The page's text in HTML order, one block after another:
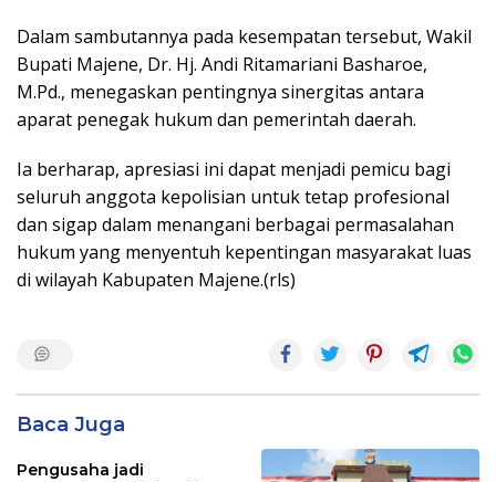
Dalam sambutannya pada kesempatan tersebut, Wakil
Bupati Majene, Dr. Hj. Andi Ritamariani Basharoe,
M.Pd., menegaskan pentingnya sinergitas antara
aparat penegak hukum dan pemerintah daerah.
Ia berharap, apresiasi ini dapat menjadi pemicu bagi
seluruh anggota kepolisian untuk tetap profesional
dan sigap dalam menangani berbagai permasalahan
hukum yang menyentuh kepentingan masyarakat luas
di wilayah Kabupaten Majene.(rls)
Baca Juga
Pengusaha jadi